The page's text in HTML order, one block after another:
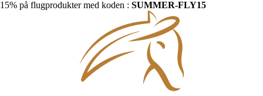
15% på flugprodukter med koden : SUMMER-FLY15